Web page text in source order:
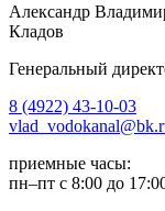
Александр
Кладов
Генеральный
8 (4922) 43-10-03
приемные часы:
пн–пт с 8:00 до